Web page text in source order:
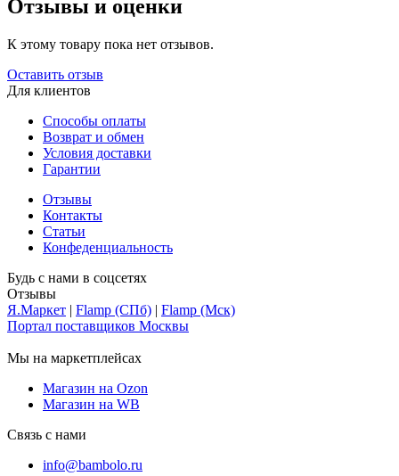
Отзывы и оценки
К этому товару пока нет отзывов.
Оставить отзыв
Для клиентов
Способы оплаты
Возврат и обмен
Условия доставки
Гарантии
Отзывы
Контакты
Статьи
Конфеденциальность
Будь с нами в соцсетях
Отзывы
Я.Маркет | Flamp (СПб) | Flamp (Мск)
Портал поставщиков Москвы
Мы на маркетплейсах
Магазин на Ozon
Магазин на WB
Связь с нами
info@bambolo.ru